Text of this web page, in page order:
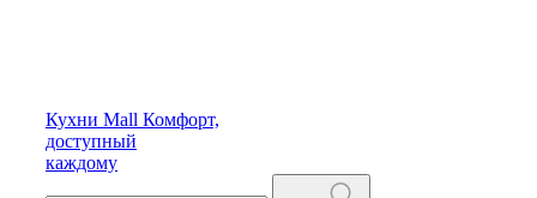
Кухни Mall Комфорт,
доступный
каждому